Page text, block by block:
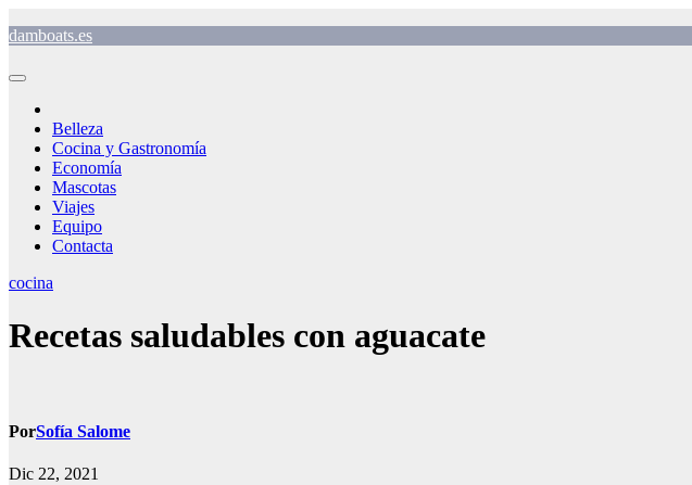
al
damboats.es
Belleza
Cocina y Gastronomía
Economía
Mascotas
Viajes
Equipo
Contacta
cocina
Recetas saludables con aguacate
PorSofía Salome
Dic 22, 2021